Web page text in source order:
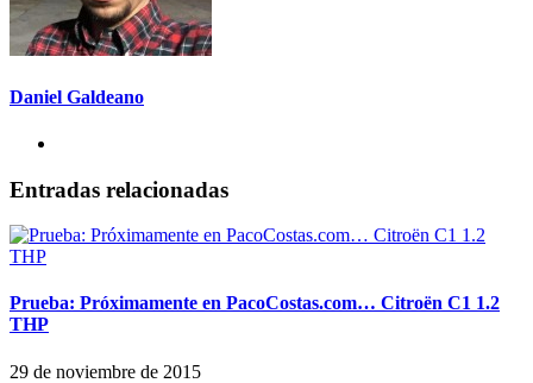
Daniel Galdeano
Entradas relacionadas
Prueba: Próximamente en PacoCostas.com… Citroën C1 1.2
THP
29 de noviembre de 2015